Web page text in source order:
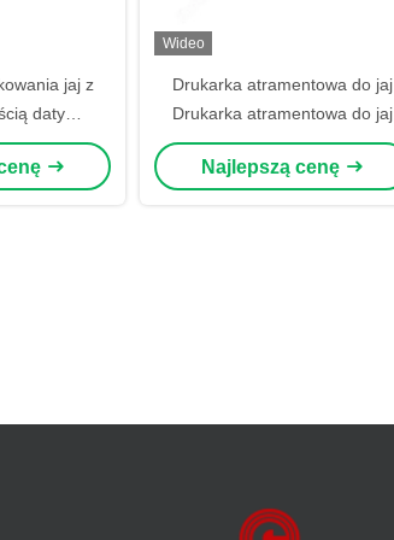
jaj z
daty
do
kurczaka
Wideo
Drukarka atramentowa do jaj
Drukarka atramentowa do jaj
40000 jaj/h
Najlepszą cenę